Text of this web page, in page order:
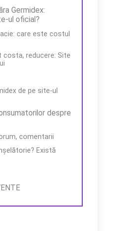
Germidex:
ul oficial?
care este costul
costa, reducere: Site
de pe site-ul
despre
comentarii
Există